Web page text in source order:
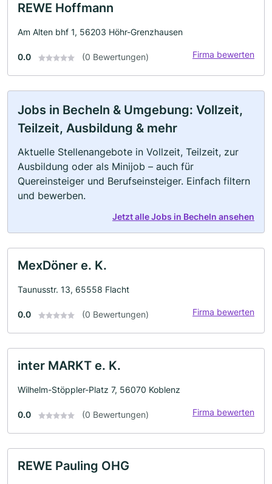
REWE Hoffmann
Am Alten bhf 1, 56203 Höhr-Grenzhausen
0.0 (0 Bewertungen) Firma bewerten
Jobs in Becheln & Umgebung: Vollzeit,
Teilzeit, Ausbildung & mehr
Aktuelle Stellenangebote in Vollzeit, Teilzeit, zur
Ausbildung oder als Minijob – auch für
Quereinsteiger und Berufseinsteiger. Einfach filtern
und bewerben.
Jetzt alle Jobs in Becheln ansehen
MexDöner e. K.
Taunusstr. 13, 65558 Flacht
0.0 (0 Bewertungen) Firma bewerten
inter MARKT e. K.
Wilhelm-Stöppler-Platz 7, 56070 Koblenz
0.0 (0 Bewertungen) Firma bewerten
REWE Pauling OHG